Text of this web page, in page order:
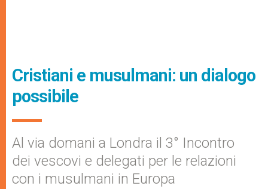
Cristiani e musulmani: un dialogo
possibile
Al via domani a Londra il 3° Incontro
dei vescovi e delegati per le relazioni
con i musulmani in Europa